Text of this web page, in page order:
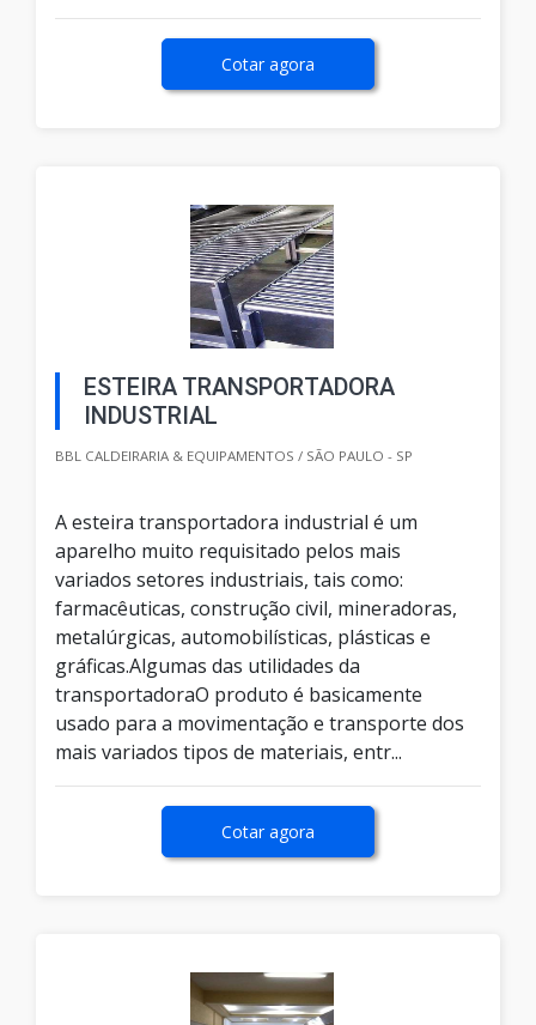
Cotar agora
ESTEIRA TRANSPORTADORA
INDUSTRIAL
BBL CALDEIRARIA & EQUIPAMENTOS / SÃO PAULO - SP
A esteira transportadora industrial é um
aparelho muito requisitado pelos mais
variados setores industriais, tais como:
farmacêuticas, construção civil, mineradoras,
metalúrgicas, automobilísticas, plásticas e
gráficas.Algumas das utilidades da
transportadoraO produto é basicamente
usado para a movimentação e transporte dos
mais variados tipos de materiais, entr...
Cotar agora